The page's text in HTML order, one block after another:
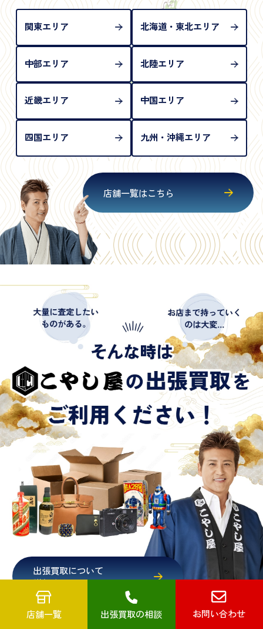
が必要となります
関東エリア 北海道・東北エリア
中部エリア 北陸エリア
近畿エリア 中国エリア
四国エリア 九州・沖縄エリア
店舗一覧はこちら
出張買取について
詳しく見る
出張買取を予約する
店舗一覧 出張買取の相談 お問い合わせ